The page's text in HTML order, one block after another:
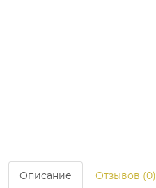
Описание Отзывов (0)